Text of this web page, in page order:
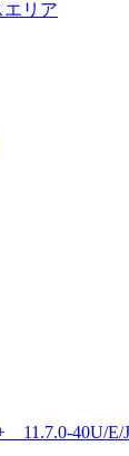
エリア
11.7.0-40U/E/